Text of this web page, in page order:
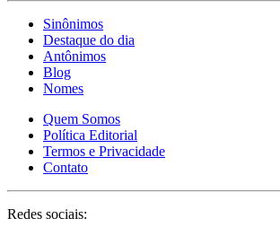
Sinônimos
Destaque do dia
Antônimos
Blog
Nomes
Quem Somos
Política Editorial
Termos e Privacidade
Contato
Redes sociais: